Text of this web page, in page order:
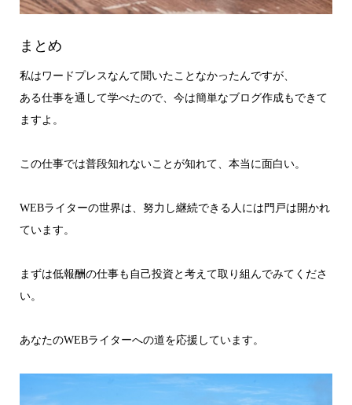
まとめ
私はワードプレスなんて聞いたことなかったんですが、
ある仕事を通して学べたので、今は簡単なブログ作成もできて
ますよ。
この仕事では普段知れないことが知れて、本当に面白い。
WEBライターの世界は、努力し継続できる人には門戸は開かれ
ています。
まずは低報酬の仕事も自己投資と考えて取り組んでみてくださ
い。
あなたのWEBライターへの道を応援しています。